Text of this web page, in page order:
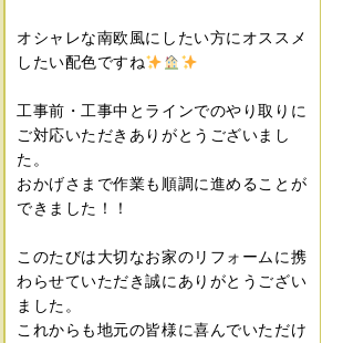
オシャレな南欧風にしたい方にオススメ
したい配色ですね
工事前・工事中とラインでのやり取りに
ご対応いただきありがとうございまし
た。
おかげさまで作業も順調に進めることが
できました！！
このたびは大切なお家のリフォームに携
わらせていただき誠にありがとうござい
ました。
これからも地元の皆様に喜んでいただけ